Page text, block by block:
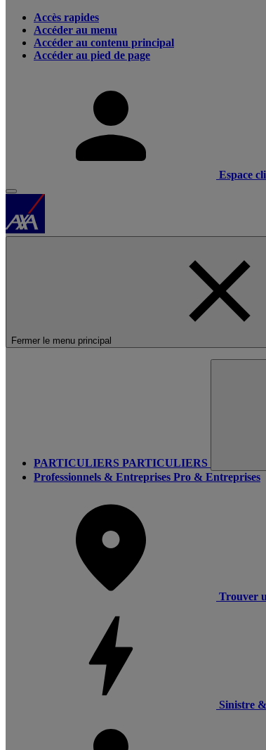
Accès rapides
Accéder au menu
Accéder au contenu principal
Accéder au pied de page
Espace
Fermer le menu principal
PARTICULIERS PARTICULIERS
Professionnels & Entreprises Pro & Entreprises
Trouver
Sinistre